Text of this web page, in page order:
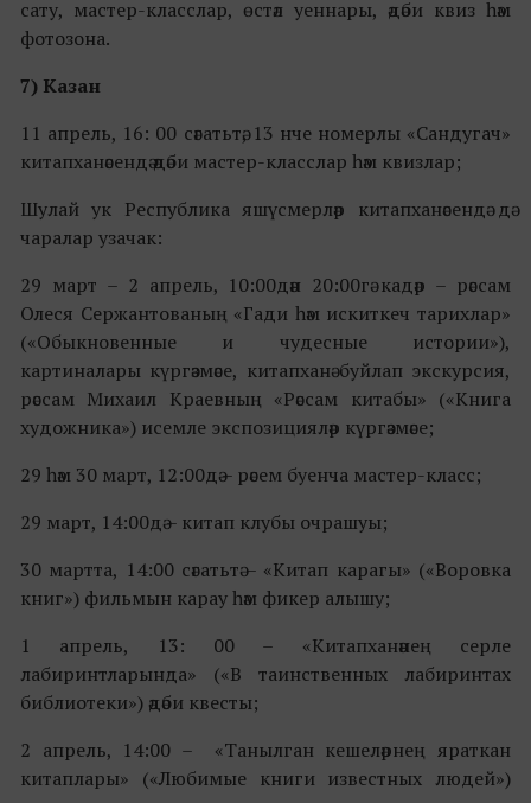
сату, мастер-класслар, өстәл уеннары, әдәби квиз һәм
фотозона.
7) Казан
11 апрель, 16: 00 сәгатьтә, 13 нче номерлы «Сандугач»
китапханәсендә әдәби мастер-класслар һәм квизлар;
Шулай ук Республика яшүсмерләр китапханәсендә дә
чаралар узачак:
29 март – 2 апрель, 10:00дән 20:00гә кадәр – рәссам
Олеся Сержантованың «Гади һәм искиткеч тарихлар»
(«Обыкновенные и чудесные истории»),
картиналары күргәзмәсе, китапханә буйлап экскурсия,
рәссам Михаил Краевның «Рәссам китабы» («Книга
художника») исемле экспозицияләр күргәзмәсе;
29 һәм 30 март, 12:00дә – рәсем буенча мастер-класс;
29 март, 14:00дә – китап клубы очрашуы;
30 мартта, 14:00 сәгатьтә – «Китап карагы» («Воровка
книг») фильмын карау һәм фикер алышу;
1 апрель, 13: 00 – «Китапханәнең серле
лабиринтларында» («В таинственных лабиринтах
библиотеки») әдәби квесты;
2 апрель, 14:00 – «Танылган кешеләрнең яраткан
китаплары» («Любимые книги известных людей»)